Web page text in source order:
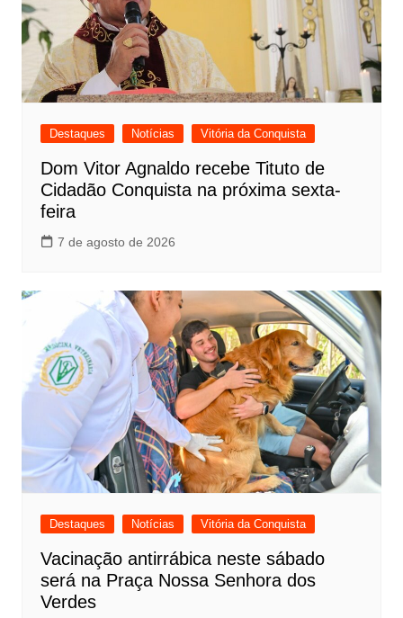
Destaques Notícias Vitória da Conquista
Dom Vitor Agnaldo recebe Tituto de
Cidadão Conquista na próxima sexta-
feira
7 de agosto de 2026
Destaques Notícias Vitória da Conquista
Vacinação antirrábica neste sábado
será na Praça Nossa Senhora dos
Verdes